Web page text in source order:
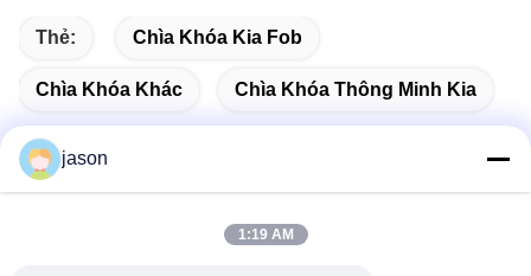
Thẻ: Chìa Khóa Kia Fob
Chìa Khóa Khác Chìa Khóa Thông Minh Kia
jason
1:19 AM